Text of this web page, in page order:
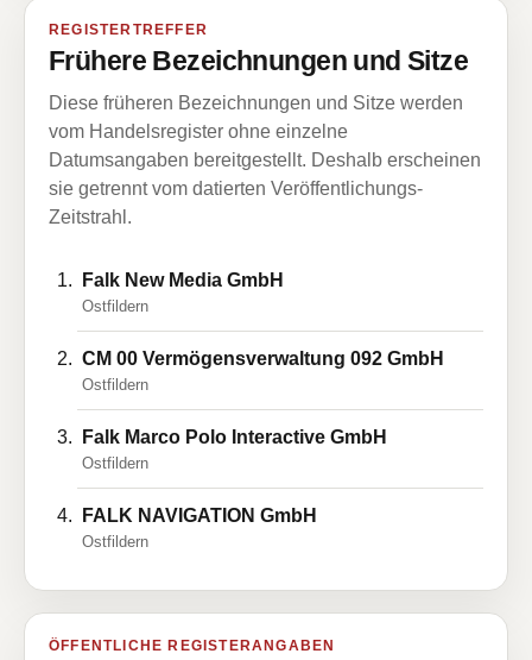
REGISTERTREFFER
Frühere Bezeichnungen und Sitze
Diese früheren Bezeichnungen und Sitze werden
vom Handelsregister ohne einzelne
Datumsangaben bereitgestellt. Deshalb erscheinen
sie getrennt vom datierten Veröffentlichungs-
Zeitstrahl.
Falk New Media GmbH
Ostfildern
CM 00 Vermögensverwaltung 092 GmbH
Ostfildern
Falk Marco Polo Interactive GmbH
Ostfildern
FALK NAVIGATION GmbH
Ostfildern
ÖFFENTLICHE REGISTERANGABEN